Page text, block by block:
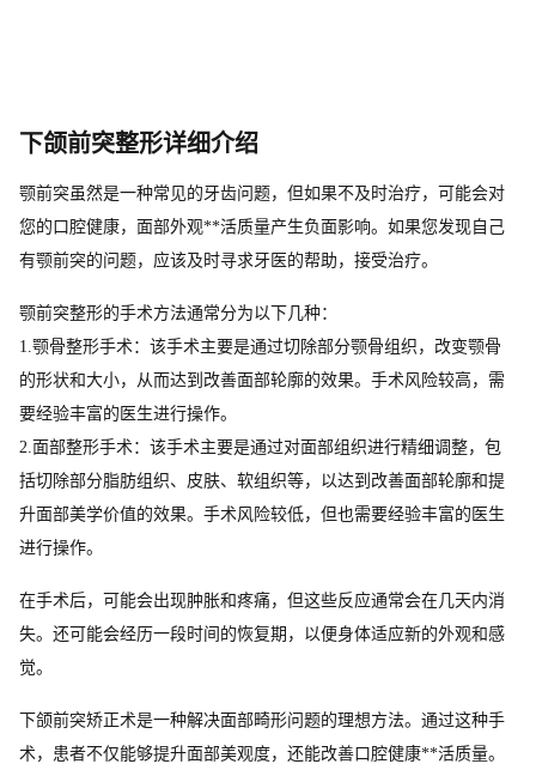
下颌前突整形详细介绍
颚前突虽然是一种常见的牙齿问题，但如果不及时治疗，可能会对
您的口腔健康，面部外观**活质量产生负面影响。如果您发现自己
有颚前突的问题，应该及时寻求牙医的帮助，接受治疗。
颚前突整形的手术方法通常分为以下几种：
1.颚骨整形手术：该手术主要是通过切除部分颚骨组织，改变颚骨
的形状和大小，从而达到改善面部轮廓的效果。手术风险较高，需
要经验丰富的医生进行操作。
2.面部整形手术：该手术主要是通过对面部组织进行精细调整，包
括切除部分脂肪组织、皮肤、软组织等，以达到改善面部轮廓和提
升面部美学价值的效果。手术风险较低，但也需要经验丰富的医生
进行操作。
在手术后，可能会出现肿胀和疼痛，但这些反应通常会在几天内消
失。还可能会经历一段时间的恢复期，以便身体适应新的外观和感
觉。
下颌前突矫正术是一种解决面部畸形问题的理想方法。通过这种手
术，患者不仅能够提升面部美观度，还能改善口腔健康**活质量。